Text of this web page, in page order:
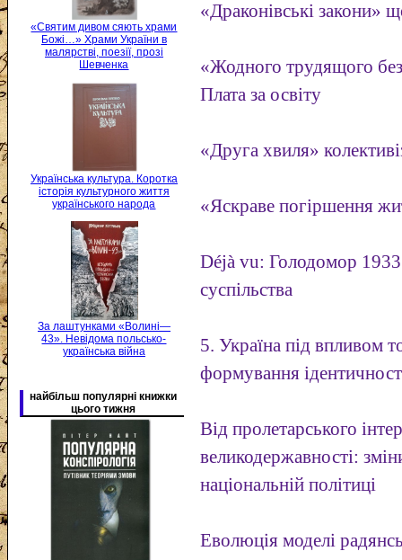
«Святим дивом сяють храми
Божі…» Храми України в
малярстві, поезії, прозі
Шевченка
Українська культура. Коротка
історія культурного життя
українського народа
За лаштунками «Волині—
43». Невідома польсько-
українська війна
найбільш популярні книжки
цього тижня
«Драконівські закони»
«Жодного трудящого
Плата за освіту
«Друга хвиля»
«Яскраве погіршення
Déjà vu: Голодомор 1933
суспільства
5. Україна під впливом
формування
Від пролетарського
великодержавності:
національній політиці
Еволюція моделі